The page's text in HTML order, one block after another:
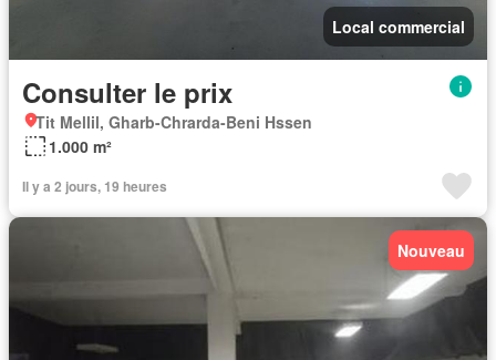
Local commercial
Consulter le prix
Tit Mellil, Gharb-Chrarda-Beni Hssen
1.000 m²
Il y a 2 jours, 19 heures
Nouveau